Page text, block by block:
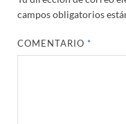
campos obligatorios
COMENTARIO*